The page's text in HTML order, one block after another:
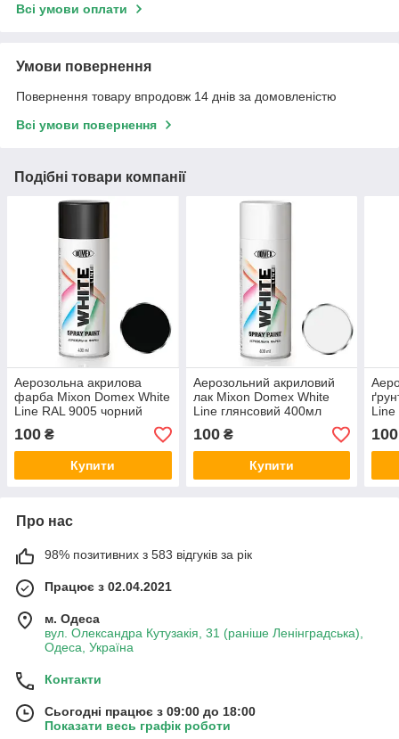
Всі умови оплати
Умови повернення
Повернення товару впродовж 14 днів за домовленістю
Всі умови повернення
Подібні товари компанії
Аерозольна акрилова
фарба Mixon Domex White
Line RAL 9005 чорний
глянець 400мл
100 ₴
Купити
Аерозольний акриловий
лак Mixon Domex White
Line глянсовий 400мл
100₴
Купити
Line
100
Про нас
98% позитивних з 583 відгуків за рік
Працює з 02.04.2021
м. Одеса
вул. Олександра Кутузакія, 31 (раніше Ленінградська),
Одеса, Україна
Контакти
Сьогодні працює з 09:00 до 18:00
Показати весь графік роботи